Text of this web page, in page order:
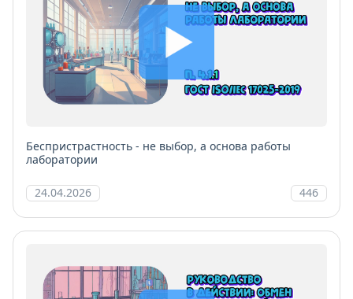
Беспристрастность - не выбор, а основа работы
лаборатории
24.04.2026 446